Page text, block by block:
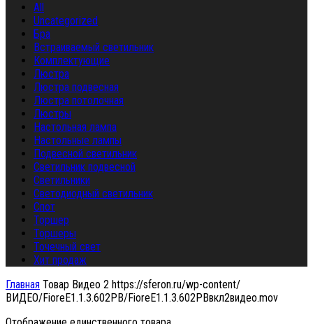
All
Uncategorized
Бра
Встраиваемый светильник
Комплектующие
Люстра
Люстра подвесная
Люстра потолочная
Люстры
Настольная лампа
Настольные лампы
Подвесной светильник
Светильник подвесной
Светильники
Светодиодный светильник
Спот
Торшер
Торшеры
Точечный свет
Хит продаж
Главная Товар Видео 2 https://sferon.ru/wp-content/
ВИДЕО/FioreE1.1.3.602PB/FioreE1.1.3.602PBвкл2видео.mov